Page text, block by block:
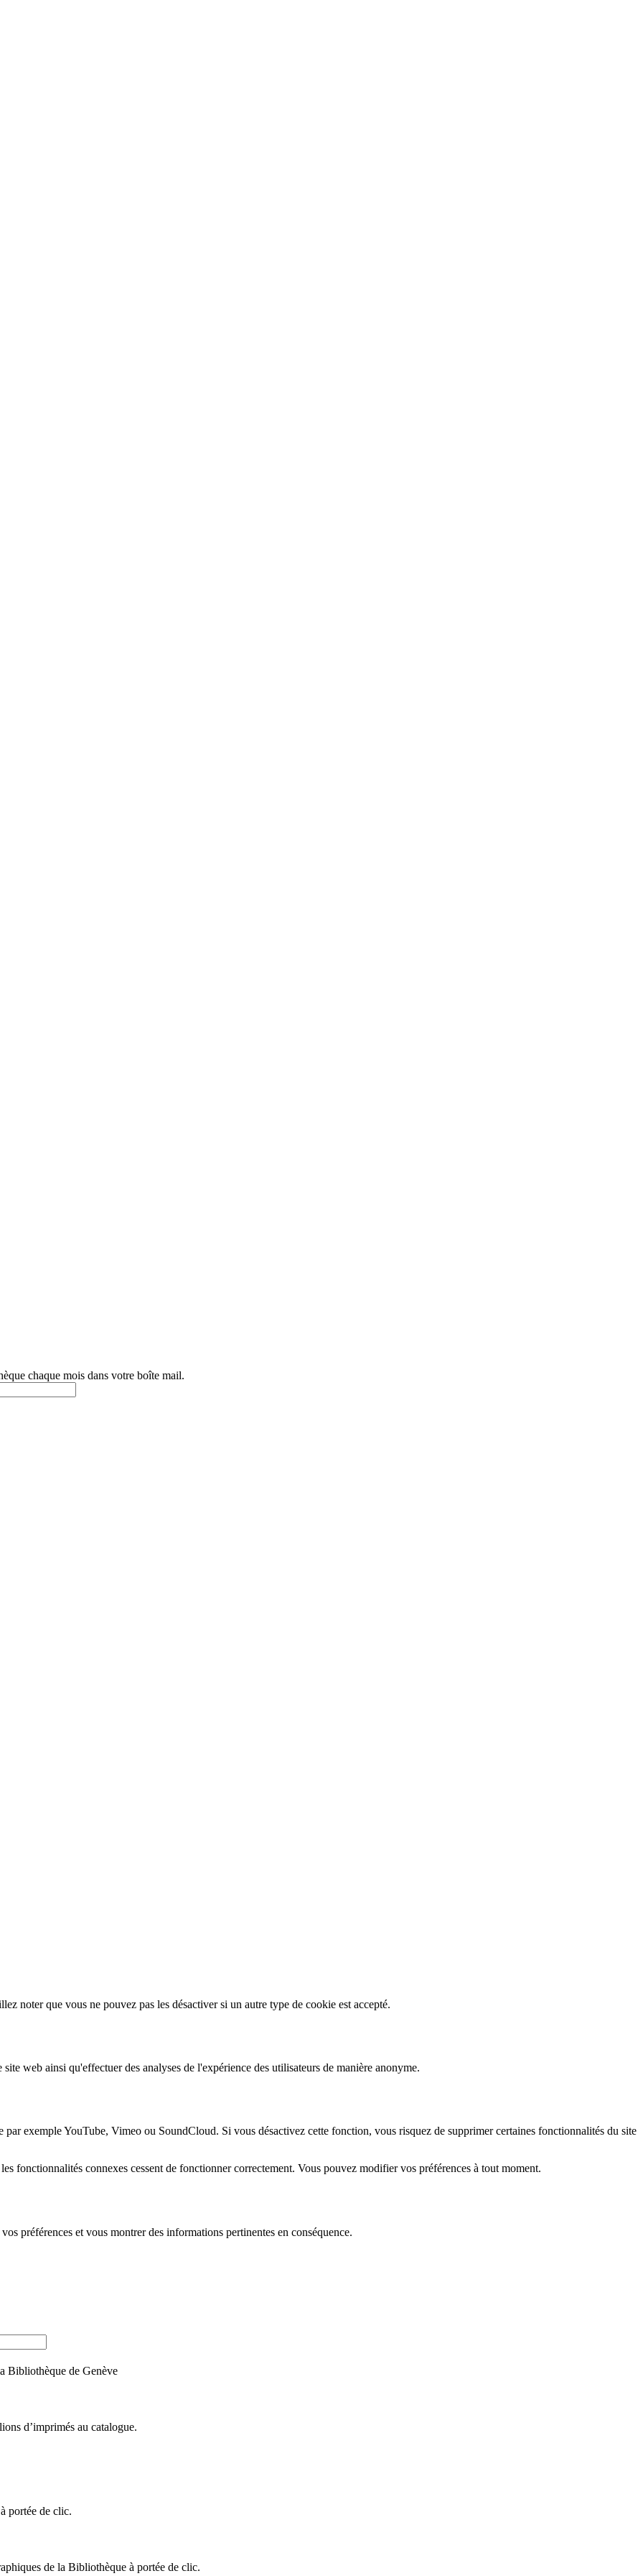
chaque mois dans votre boîte mail.
noter que vous ne pouvez pas les désactiver si un autre type de cookie est accepté.
web ainsi qu'effectuer des analyses de l'expérience des utilisateurs de manière anonyme.
exemple YouTube, Vimeo ou SoundCloud. Si vous désactivez cette fonction, vous risquez de supprimer certaines fonctionnalités du site
fonctionnalités connexes cessent de fonctionner correctement. Vous pouvez modifier vos préférences à tout moment.
préférences et vous montrer des informations pertinentes en conséquence.
Bibliothèque de Genève
d’imprimés au catalogue.
portée de clic.
de la Bibliothèque à portée de clic.